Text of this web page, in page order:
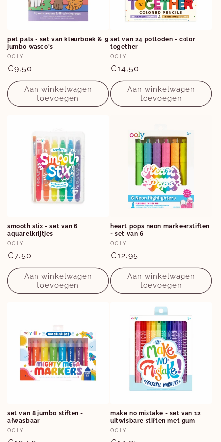
pet pals - set van kleurboek & 9
jumbo wasco's
Verkoper:
OOLY
Normale
prijs
€9,50
Aan winkelwagen
toevoegen
set van 24 potloden - color
together
Verkoper:
OOLY
Normale
prijs
€14,50
Aan winkelwagen
toevoegen
smooth stix - set van 6
aquarelkrijtjes
Verkoper:
OOLY
Normale
prijs
€7,50
Aan winkelwagen
toevoegen
heart pops neon markeerstiften
- set van 6
Verkoper:
OOLY
Normale
prijs
€12,95
Aan winkelwagen
toevoegen
set van 8 jumbo stiften -
afwasbaar
Verkoper:
OOLY
make no mistake - set van 12
uitwisbare stiften met gum
Verkoper:
OOLY